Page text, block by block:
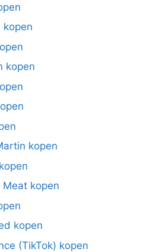
kopen
kopen
kopen
kopen
kopen
(TikTok) kopen